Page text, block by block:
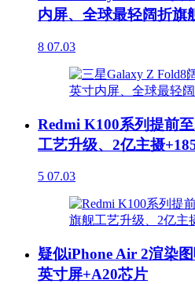
内屏、全球最轻阔折旗
8 07.03
Redmi K100系列提前
工艺升级、2亿主摄
5 07.03
疑似iPhone Air 2渲染
英寸屏+A20芯片